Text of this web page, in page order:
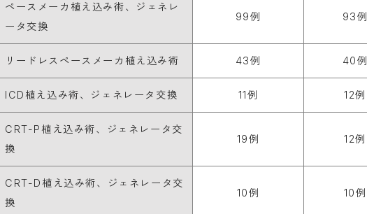
ペースメーカ植え込み術、ジェネレ
ータ交換
99例 93例
リードレスペースメーカ植え込み術 43例 40例
ICD植え込み術、ジェネレータ交換 11例 12例
CRT-P植え込み術、ジェネレータ交
換
19例 12例
CRT-D植え込み術、ジェネレータ交
換
10例 10例